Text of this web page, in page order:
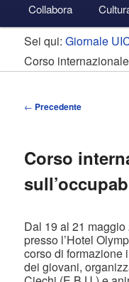
al
contenuto
al
contenuto
Collabora
Sei qui:Giornale
Corso
Navigazione
← Precedente
Corso
Dal 19 al 21
presso l’Hotel
corso di formazione
dei giovani,